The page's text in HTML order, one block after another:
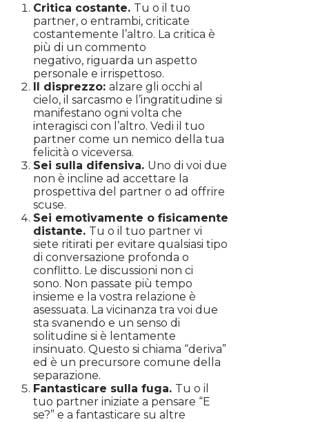
Critica costante. Tu o il tuo
partner, o entrambi, criticate
costantemente l’altro. La critica è
più di un commento
negativo, riguarda un aspetto
personale e irrispettoso.
Il disprezzo: alzare gli occhi al
cielo, il sarcasmo e l’ingratitudine si
manifestano ogni volta che
interagisci con l’altro. Vedi il tuo
partner come un nemico della tua
felicità o viceversa.
Sei sulla difensiva. Uno di voi due
non è incline ad accettare la
prospettiva del partner o ad offrire
scuse.
Sei emotivamente o fisicamente
distante. Tu o il tuo partner vi
siete ritirati per evitare qualsiasi tipo
di conversazione profonda o
conflitto. Le discussioni non ci
sono. Non passate più tempo
insieme e la vostra relazione è
asessuata. La vicinanza tra voi due
sta svanendo e un senso di
solitudine si è lentamente
insinuato. Questo si chiama “deriva”
ed è un precursore comune della
separazione.
Fantasticare sulla fuga. Tu o il
tuo partner iniziate a pensare “E
se?” e a fantasticare su altre